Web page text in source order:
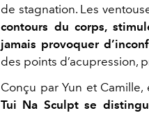
de stagnation. Les
contours du corps,
jamais provoquer
des points d’acupression,
Conçu par Yun et
Tui Na Sculpt se